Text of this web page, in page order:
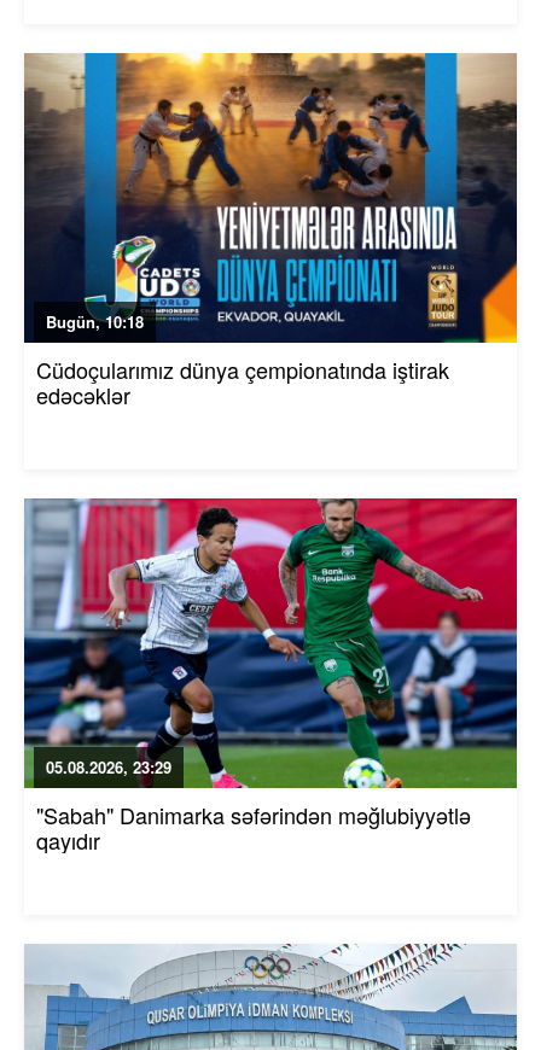
Bugün, 10:18
Cüdoçularımız dünya çempionatında iştirak
edəcəklər
05.08.2026, 23:29
"Sabah" Danimarka səfərindən məğlubiyyətlə
qayıdır